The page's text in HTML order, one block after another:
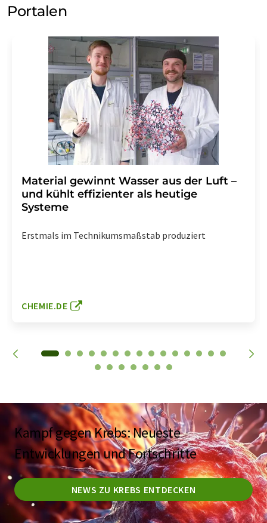
Portalen
Material gewinnt Wasser aus der Luft –
und kühlt effizienter als heutige
Systeme
Erstmals im Technikumsmaßstab produziert
CHEMIE.DE
Kampf gegen Krebs: Neueste
Entwicklungen und Fortschritte
NEWS ZU KREBS ENTDECKEN